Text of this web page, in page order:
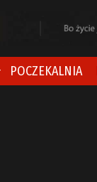
POCZEKALNIA